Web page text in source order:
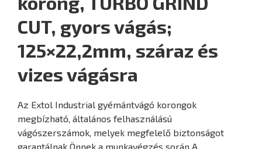
CUT, gyors vágás;
125×22,2mm, száraz és
vizes vágásra
Az Extol Industrial gyémántvágó korongok
megbízható, általános felhasználású
vágószerszámok, melyek megfelelő biztonságot
garantálnak Önnek a munkavégzés során A